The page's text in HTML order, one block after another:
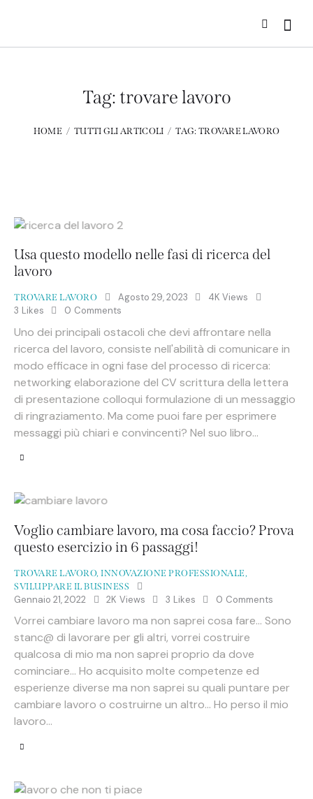
Tag: trovare lavoro
HOME TUTTI GLI ARTICOLI TAG: TROVARE LAVORO
Usa questo modello nelle fasi di ricerca del
lavoro
TROVARE LAVORO Agosto 29, 2023 4K Views
3 Likes 0 Comments
Uno dei principali ostacoli che devi affrontare nella
ricerca del lavoro, consiste nell'abilità di comunicare in
modo efficace in ogni fase del processo di ricerca:
networking elaborazione del CV scrittura della lettera
di presentazione colloqui formulazione di un messaggio
di ringraziamento. Ma come puoi fare per esprimere
messaggi più chiari e convincenti? Nel suo libro…
Voglio cambiare lavoro, ma cosa faccio? Prova
questo esercizio in 6 passaggi!
TROVARE LAVORO, INNOVAZIONE PROFESSIONALE ,
SVILUPPARE IL BUSINESS
Gennaio 21, 2022 2K Views 3 Likes 0 Comments
Vorrei cambiare lavoro ma non saprei cosa fare… Sono
stanc@ di lavorare per gli altri, vorrei costruire
qualcosa di mio ma non saprei proprio da dove
cominciare… Ho acquisito molte competenze ed
esperienze diverse ma non saprei su quali puntare per
cambiare lavoro o costruirne un altro… Ho perso il mio
lavoro…